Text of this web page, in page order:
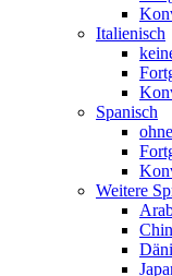
Italienisch
Spanisch
Weitere